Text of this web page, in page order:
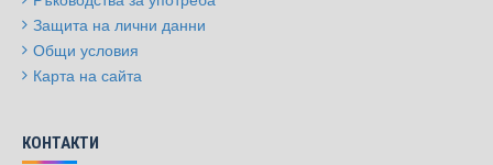
Защита на лични данни
Общи условия
Карта на сайта
КОНТАКТИ